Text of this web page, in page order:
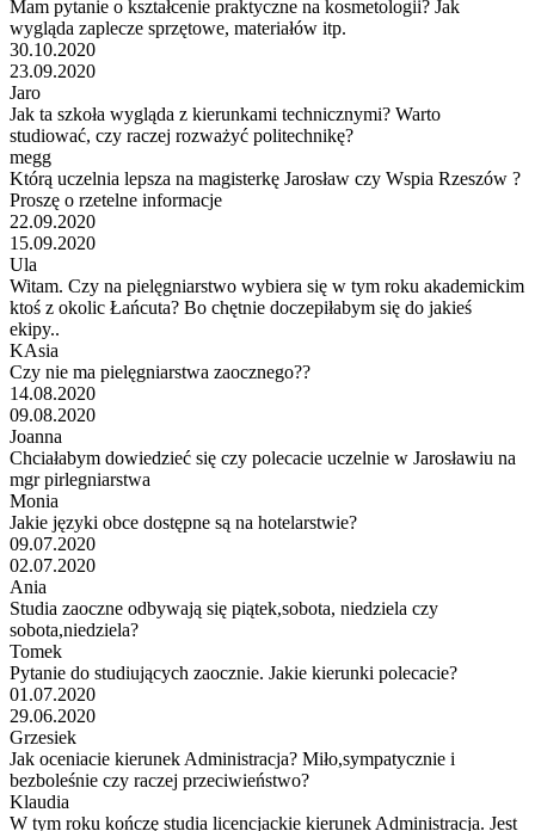
Mam pytanie o kształcenie praktyczne na kosmetologii? Jak
wygląda zaplecze sprzętowe, materiałów itp.
30.10.2020
23.09.2020
Jaro
Jak ta szkoła wygląda z kierunkami technicznymi? Warto
studiować, czy raczej rozważyć politechnikę?
megg
Którą uczelnia lepsza na magisterkę Jarosław czy Wspia Rzeszów ?
Proszę o rzetelne informacje
22.09.2020
15.09.2020
Ula
Witam. Czy na pielęgniarstwo wybiera się w tym roku akademickim
ktoś z okolic Łańcuta? Bo chętnie doczepiłabym się do jakieś
ekipy..
KAsia
Czy nie ma pielęgniarstwa zaocznego??
14.08.2020
09.08.2020
Joanna
Chciałabym dowiedzieć się czy polecacie uczelnie w Jarosławiu na
mgr pirlegniarstwa
Monia
Jakie języki obce dostępne są na hotelarstwie?
09.07.2020
02.07.2020
Ania
Studia zaoczne odbywają się piątek,sobota, niedziela czy
sobota,niedziela?
Tomek
Pytanie do studiujących zaocznie. Jakie kierunki polecacie?
01.07.2020
29.06.2020
Grzesiek
Jak oceniacie kierunek Administracja? Miło,sympatycznie i
bezboleśnie czy raczej przeciwieństwo?
Klaudia
W tym roku kończę studia licencjackie kierunek Administracja. Jest